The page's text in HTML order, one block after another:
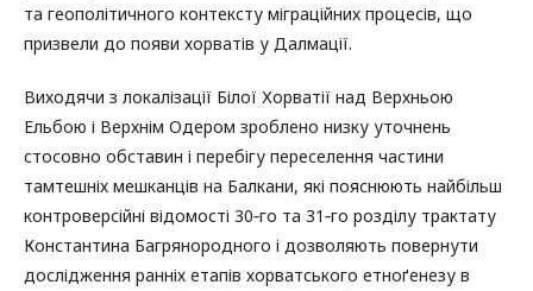
та геополітичного контексту міграційних процесів, що
призвели до появи хорватів у Далмації.
Виходячи з локалізації Білої Хорватії над Верхньою
Ельбою і Верхнім Одером зроблено низку уточнень
стосовно обставин і перебігу переселення частини
тамтешніх мешканців на Балкани, які пояснюють найбільш
контроверсійні відомості 30‑го та 31‑го розділу трактату
Константина Багрянородного і дозволяють повернути
дослідження ранніх етапів хорватського етноґенезу в